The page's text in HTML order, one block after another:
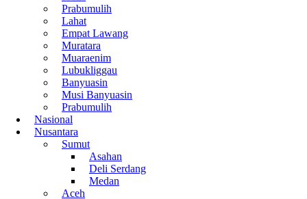
Prabumulih
Lahat
Empat Lawang
Muratara
Muaraenim
Lubukliggau
Banyuasin
Musi Banyuasin
Prabumulih
Nasional
Nusantara
Sumut
Asahan
Deli Serdang
Medan
Aceh